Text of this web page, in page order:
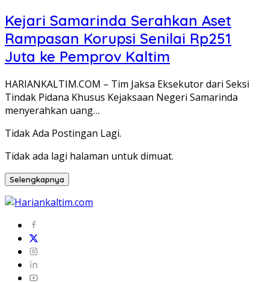
Kejari Samarinda Serahkan Aset
Rampasan Korupsi Senilai Rp251
Juta ke Pemprov Kaltim
HARIANKALTIM.COM – Tim Jaksa Eksekutor dari Seksi
Tindak Pidana Khusus Kejaksaan Negeri Samarinda
menyerahkan uang…
Tidak Ada Postingan Lagi.
Tidak ada lagi halaman untuk dimuat.
Selengkapnya